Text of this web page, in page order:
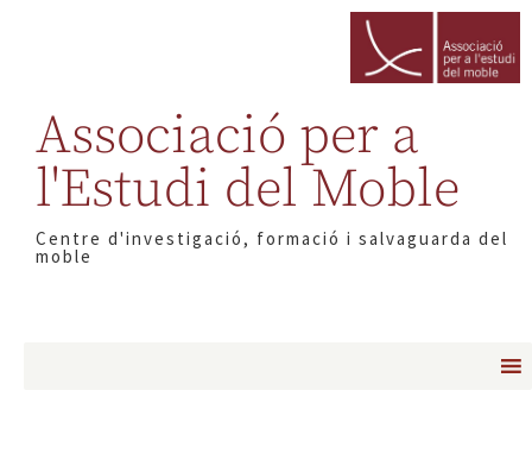
Associació per a
l'Estudi del Moble
Centre d'investigació, formació i salvaguarda del
moble